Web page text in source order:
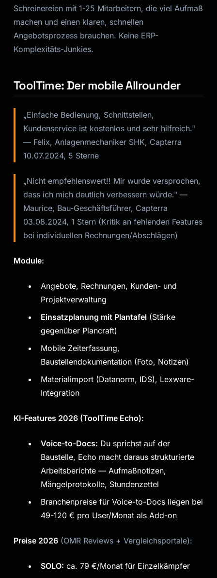
Schreinereien mit 1-25 Mitarbeitern, die viel Aufmaß
machen und einen klaren, schnellen
Angebotsprozess brauchen. Keine ERP-
Komplexitäts-Junkies.
ToolTime: Der mobile Allrounder
„Einfache Bedienung, Schnittstellen,
Kundenservice ist kostenlos und sehr hilfreich."
— Felix, Anlagenmechaniker SHK, Capterra
10.07.2024, 5 Sterne
„Nicht empfehlenswert!! Mir wurde versprochen,
dass ich mich deutlich verbessern würde." —
Maurice, Bau-Geschäftsführer, Capterra
03.08.2024, 1 Stern (Kritik an fehlenden Features
bei individuellen Rechnungen/Abschlägen)
Module:
Angebote, Rechnungen, Kunden- und
Projektverwaltung
Einsatzplanung mit Plantafel (Stärke
gegenüber Plancraft)
Mobile Zeiterfassung,
Baustellendokumentation (Foto, Notizen)
Materialimport (Datanorm, IDS), Lexware-
Integration
KI-Features 2026 (ToolTime Echo):
Voice-to-Docs: Du sprichst auf der
Baustelle, Echo macht daraus strukturierte
Arbeitsberichte — Aufmaßnotizen,
Mängelprotokolle, Stundenzettel
Branchenpreise für Voice-to-Docs liegen bei
49-120 € pro User/Monat als Add-on
Preise 2026 (OMR Reviews + Vergleichsportale):
SOLO: ca. 79 €/Monat für Einzelkämpfer